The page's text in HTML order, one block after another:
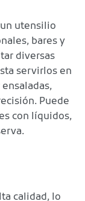
utensilio
bares y
diversas
servirlos en
Puede
con líquidos,
calidad, lo